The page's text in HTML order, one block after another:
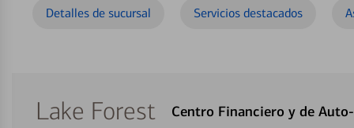
Detalles de sucursal Servicios destacados
Lake Forest Centro Financiero y de